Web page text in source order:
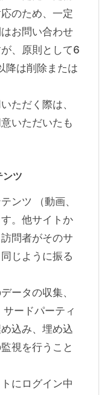
のため、一定
お問い合わせ
、原則として6
降は削除または
ただく際は、
いただいたも
ンツ
ンツ （動画、
。他サイトか
問者がそのサ
じように振る
ータの収集、
ードパーティ
込み、埋め込
視を行うこと
にログイン中